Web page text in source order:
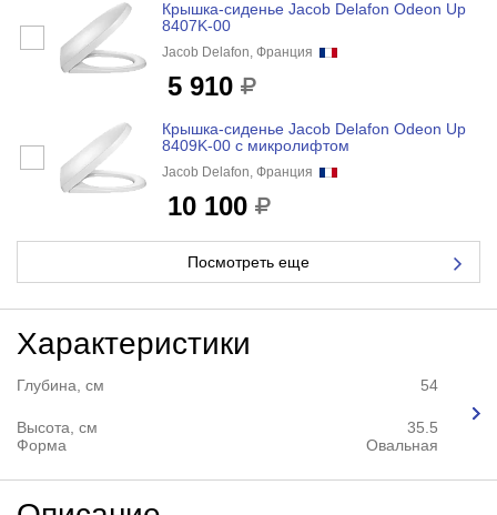
Крышка-сиденье Jacob Delafon Odeon Up
8407K-00
Jacob Delafon, Франция
5 910
Крышка-сиденье Jacob Delafon Odeon Up
8409K-00 с микролифтом
Jacob Delafon, Франция
10 100
Посмотреть еще
Характеристики
Глубина, см 54
Высота, см
35.5
Форма
Овальная